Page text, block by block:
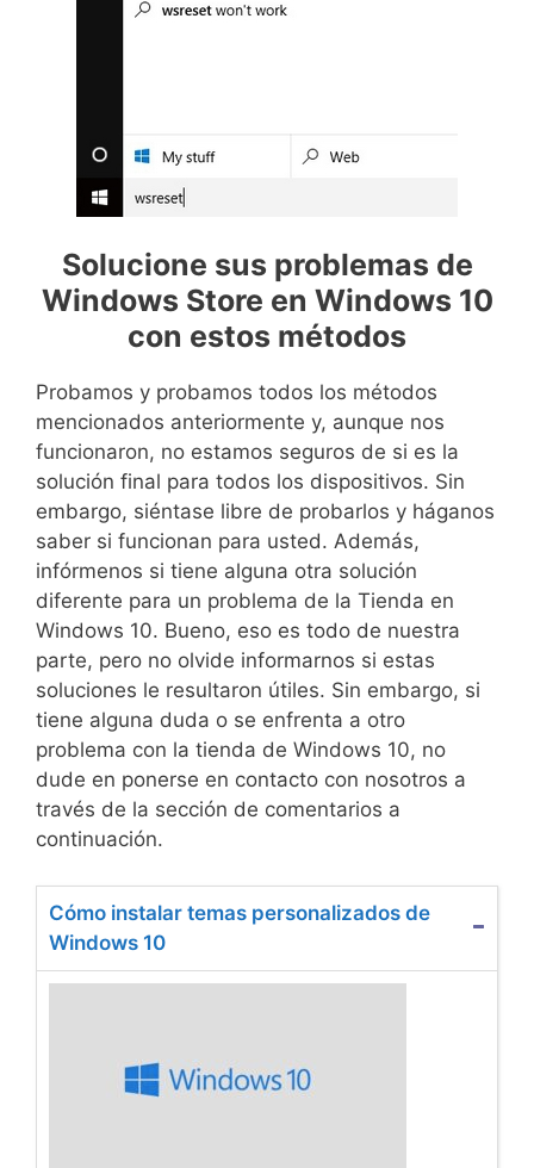
Solucione sus problemas de
Windows Store en Windows 10
con estos métodos
Probamos y probamos todos los métodos
mencionados anteriormente y, aunque nos
funcionaron, no estamos seguros de si es la
solución final para todos los dispositivos. Sin
embargo, siéntase libre de probarlos y háganos
saber si funcionan para usted. Además,
infórmenos si tiene alguna otra solución
diferente para un problema de la Tienda en
Windows 10. Bueno, eso es todo de nuestra
parte, pero no olvide informarnos si estas
soluciones le resultaron útiles. Sin embargo, si
tiene alguna duda o se enfrenta a otro
problema con la tienda de Windows 10, no
dude en ponerse en contacto con nosotros a
través de la sección de comentarios a
continuación.
Cómo instalar temas personalizados de
Windows 10